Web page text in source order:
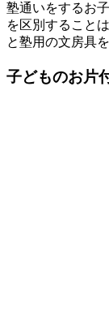
塾通いをするお
を区別すること
と塾用の文房具
子どものお片